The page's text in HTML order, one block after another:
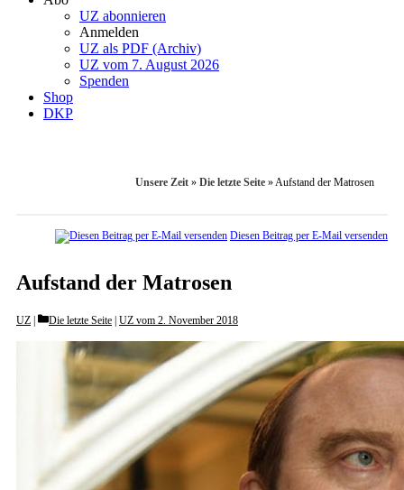
UZ abonnieren
Anmelden
UZ als PDF (Archiv)
UZ vom 7. August 2026
Spenden
Shop
DKP
Unsere Zeit » Die letzte Seite »Aufstand der Matrosen
Diesen Beitrag per E-Mail versenden
Aufstand der Matrosen
UZ Categories
Die letzte Seite UZ vom 2. November 2018